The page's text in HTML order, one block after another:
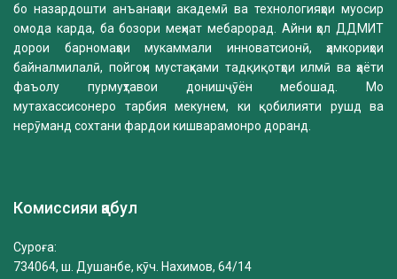
бо назардошти анъанаҳои академӣ ва технологияҳои муосир
омода карда, ба бозори меҳнат мебарорад. Айни ҳол ДДМИТ
дорои барномаҳои мукаммали инноватсионӣ, ҳамкориҳои
байналмилалӣ, пойгоҳи мустаҳками тадқиқотҳои илмӣ ва ҳаёти
фаъолу пурмуҳтавои донишҷӯён мебошад. Мо
мутахассисонеро тарбия мекунем, ки қобилияти рушд ва
нерӯманд сохтани фардои кишварамонро доранд.
Комиссияи қабул
Суроға:
734064, ш. Душанбе, кӯч. Нахимов, 64/14